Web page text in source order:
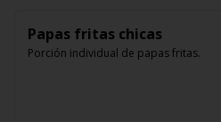
Papas fritas chicas
Porción individual de papas fritas.